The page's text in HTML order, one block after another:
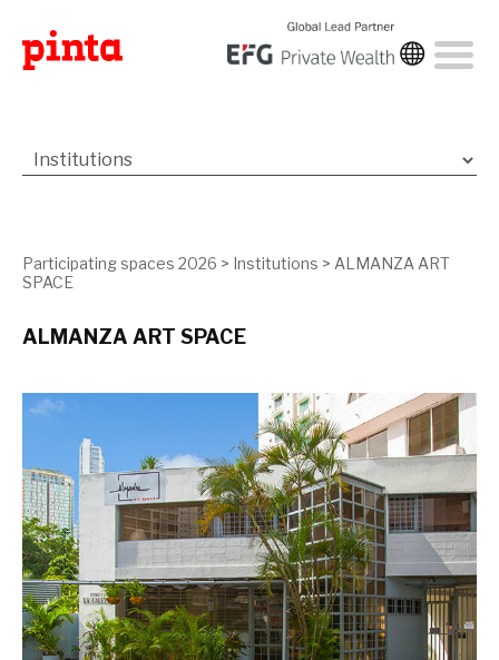
Participating spaces 2026 > Institutions > ALMANZA ART
SPACE
ALMANZA ART SPACE